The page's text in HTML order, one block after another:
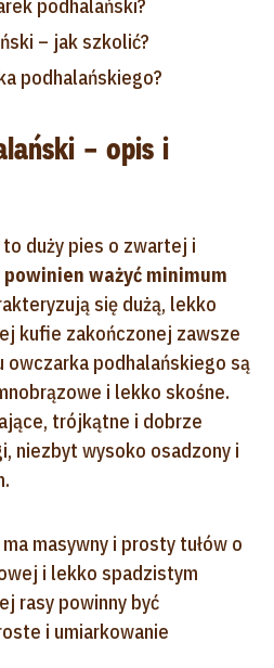
podhalański?
– jak szkolić?
podhalańskiego?
– opis i
duży pies o zwartej i
powinien ważyć minimum
się dużą, lekko
kufie zakończonej zawsze
owczarka podhalańskiego są
i lekko skośne.
trójkątne i dobrze
niezbyt wysoko osadzony i
masywny i prosty tułów o
i lekko spadzistym
rasy powinny być
i umiarkowanie